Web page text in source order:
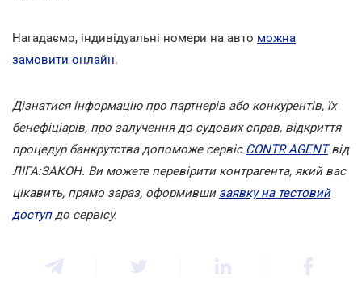
Нагадаємо, індивідуальні номери на авто можна
замовити онлайн.
Дізнатися інформацію про партнерів або конкурентів, їх
бенефіціарів, про залучення до судових справ, відкриття
процедур банкрутства допоможе сервіс CONTR AGENTвід
ЛІГА:ЗАКОН. Ви можете перевірити контрагента, який вас
цікавить, прямо зараз, оформивши заявку на тестовий
доступдо сервісу.